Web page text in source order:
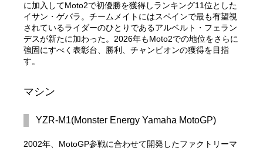
に加入してMoto2で初優勝を獲得しランキング11位とした
イサン・ゲバラ。チームメイトにはスペインで最も有望視
されているライダーのひとりであるアルベルト・フェラン
デスが新たに加わった。2026年もMoto2での地位をさらに
強固にすべく表彰台、勝利、チャンピオンの獲得を目指
す。
マシン
YZR-M1(Monster Energy Yamaha MotoGP)
2002年、MotoGP参戦に合わせて開発したファクトリーマ